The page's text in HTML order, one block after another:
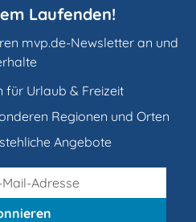
Laufenden!
mvp.de-Newsletter an und
für Urlaub & Freizeit
Regionen und Orten
Angebote